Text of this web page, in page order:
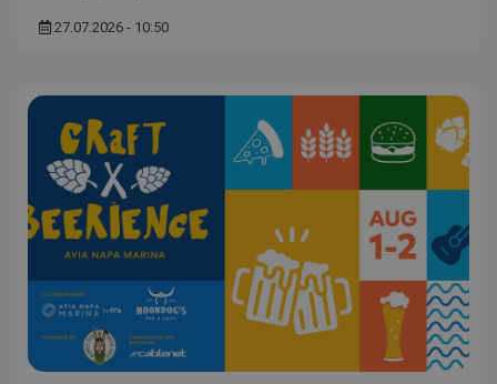
27.07.2026 - 10:50
ASP.NET_SessionId
Microsoft Corporation